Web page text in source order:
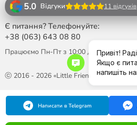
ⓒ 2016 - 2026 «Little Friend»
5.0 Відгуки 11 відгуків
Є питання? Телефонуйте:
+38 (063) 643 08 80
Працюємо Пн-Пт з 10:00 до 18:00
Написати в Telegram